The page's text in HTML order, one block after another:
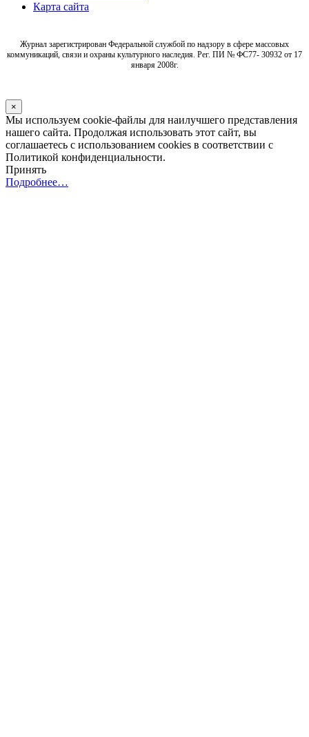
Карта сайта
Журнал зарегистрирован Федеральной службой по надзору в сфере массовых
коммуникаций, связи и охраны культурного наследия. Рег. ПИ № ФС77- 30932 от 17
января 2008г.
×
Мы используем cookie-файлы для наилучшего представления
нашего сайта. Продолжая использовать этот сайт, вы
соглашаетесь с использованием cookies в соответствии с
Политикой конфиденциальности.
Принять
Подробнее…